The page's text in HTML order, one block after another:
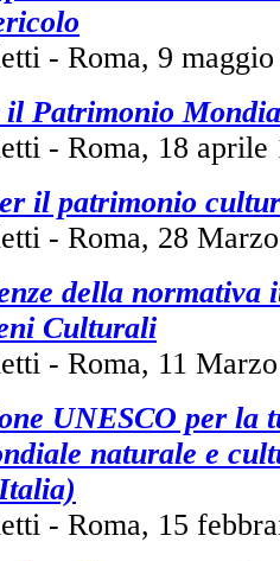
- Roma, 9
Patrimonio
- Roma, 18 aprile
il patrimonio
- Roma, 28
della
Culturali
- Roma, 11
UNESCO per la
naturale e
- Roma, 15